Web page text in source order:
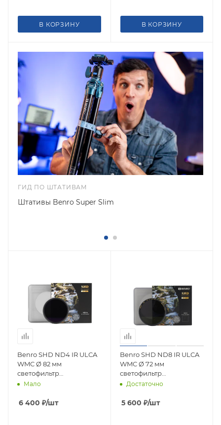
В КОРЗИНУ В КОРЗИНУ
ГИД ПО ШТАТИВАМ
Штативы Benro Super Slim
Benro SHD ND4 IR ULCA
WMC Ø 82 мм
светофильтр
нейтрально-серый
Мало
6 400 ₽/шт
Benro SHD ND8 IR ULCA
WMC Ø 72 мм
светофильтр
нейтрально-серый
Достаточно
5 600 ₽/шт